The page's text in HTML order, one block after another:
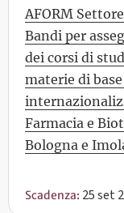
AFORM
Bandi per
dei corsi di
materie di
Farmacia e
Bologna e
Scadenza: 25 set